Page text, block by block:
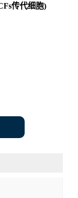
传代细胞)